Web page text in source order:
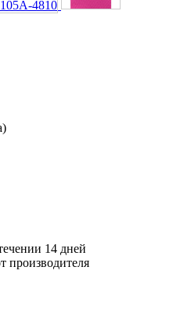
14 дней
производителя